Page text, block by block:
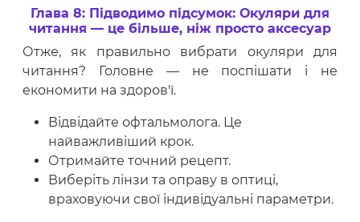
Глава 8: Підводимо підсумок: Окуляри для
читання — це більше, ніж просто аксесуар
Отже, як правильно вибрати окуляри для
читання? Головне — не поспішати і не
економити на здоров'ї.
Відвідайте офтальмолога. Це
найважливіший крок.
Отримайте точний рецепт.
Виберіть лінзи та оправу в оптиці,
враховуючи свої індивідуальні параметри.